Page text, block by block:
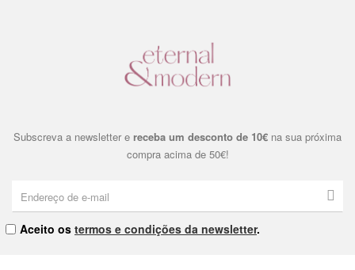
Subscreva a newsletter e receba um desconto de 10€ na sua próxima
compra acima de 50€!
Aceito os termos e condições da newsletter.